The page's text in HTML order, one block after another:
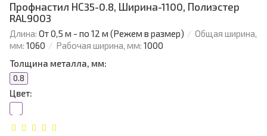
Профнастил НС35-0.8, Ширина-1100, Полиэстер
RAL9003
Длина: От 0,5 м - по 12 м (Режем в размер)
Общая ширина,
мм: 1060 Рабочая ширина, мм: 1000
Толщина металла, мм:
0.8
Цвет: